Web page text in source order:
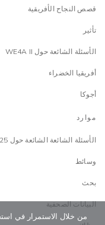
قصص النجاح الأفريقية
تأثير
الأسئلة الشائعة حول WE4A II
أفريقيا الخضراء
أجوكا
موارد
الأسئلة الشائعة الشائعة حول TEF2025
وسائط
بحث
البيانات الصحفية
من خلال الاستمرار في